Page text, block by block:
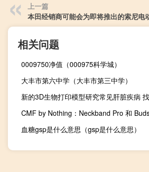
上一篇
本田经销商可能会为即将推出的索尼电
相关问题
0009750净值（000975科学城）
大丰市第六中学（大丰市第三中学）
新的3D生物打印模型研究常见肝脏疾病
CMF by Nothing：Neckband Pro 和
血糖gsp是什么意思（gsp是什么意思）